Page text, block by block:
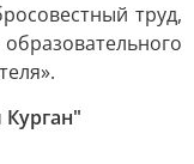
труд,